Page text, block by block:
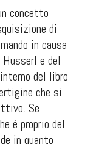
concetto
di
in causa
e del
del libro
che si
Se
è proprio del
in quanto